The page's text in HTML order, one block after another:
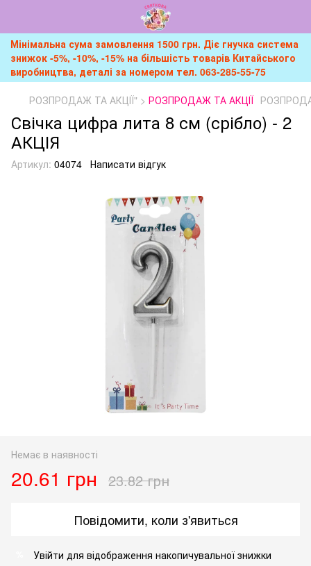
Мінімальна сума замовлення 1500 грн. Діє гнучка система
знижок -5%, -10%, -15% на більшість товарів Китайського
виробництва, деталі за номером тел. 063-285-55-75
РОЗПРОДАЖ ТА АКЦІЇ" > РОЗПРОДАЖ ТА АКЦІЇ
Свічка цифра лита 8 см (срібло) - 2
АКЦІЯ
Артикул: 04074 Написати відгук
Немає в наявності
20.61 грн 23.82 грн
Повідомити, коли з'явиться
Увійти для відображення накопичувальної знижки